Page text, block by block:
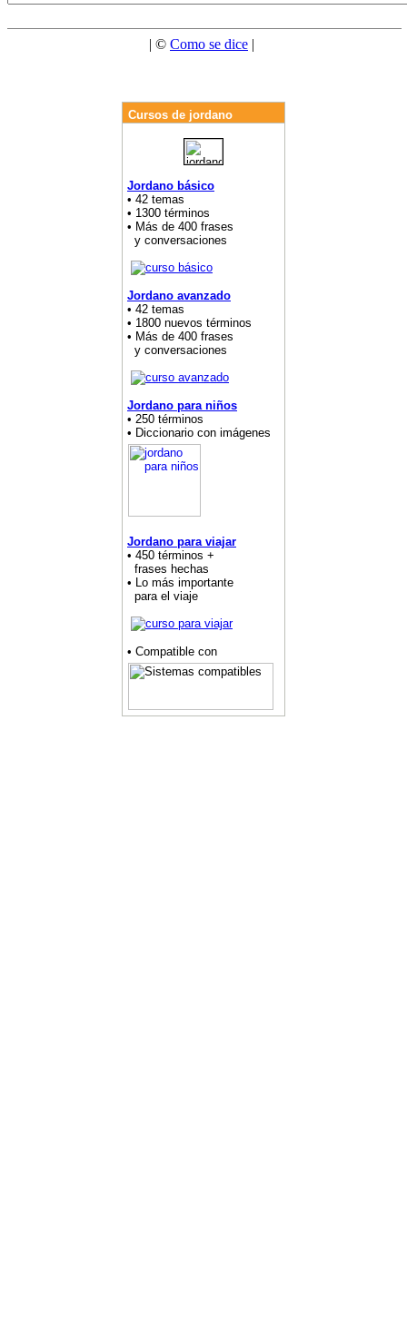
| © Como se dice |
Cursos de jordano
Jordano básico
• 42 temas
• 1300 términos
• Más de 400 frases
y conversaciones
Jordano avanzado
• 42 temas
• 1800 nuevos términos
• Más de 400 frases
y conversaciones
Jordano para niños
• 250 términos
• Diccionario con imágenes
Jordano para viajar
• 450 términos +
frases hechas
• Lo más importante
para el viaje
• Compatible con